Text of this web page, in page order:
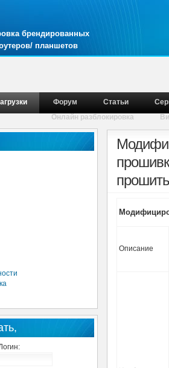
брендированных
планшетов
Форум Статьи
Онлайн разблокировка
Описание